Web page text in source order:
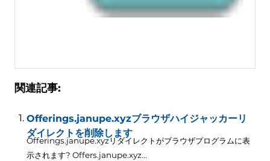
関連記事:
Offerings.janupe.xyzブラウザハイジャッカーリ
ダイレクトを削除します
Offerings.janupe.xyzリダイレクトがブラウザプログラムに表
示されます? Offers.janupe.xyz...